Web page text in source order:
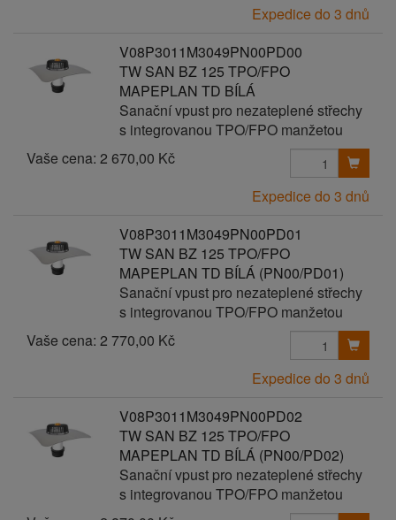
Expedice do 3 dnů
V08P3011M3049PN00PD00
TW SAN BZ 125 TPO/FPO
MAPEPLAN TD BÍLÁ
Sanační vpust pro nezateplené střechy
s integrovanou TPO/FPO manžetou
Vaše cena: 2 670,00 Kč
Expedice do 3 dnů
V08P3011M3049PN00PD01
TW SAN BZ 125 TPO/FPO
MAPEPLAN TD BÍLÁ (PN00/PD01)
Sanační vpust pro nezateplené střechy
s integrovanou TPO/FPO manžetou
Vaše cena: 2 770,00 Kč
Expedice do 3 dnů
V08P3011M3049PN00PD02
TW SAN BZ 125 TPO/FPO
MAPEPLAN TD BÍLÁ (PN00/PD02)
Sanační vpust pro nezateplené střechy
s integrovanou TPO/FPO manžetou